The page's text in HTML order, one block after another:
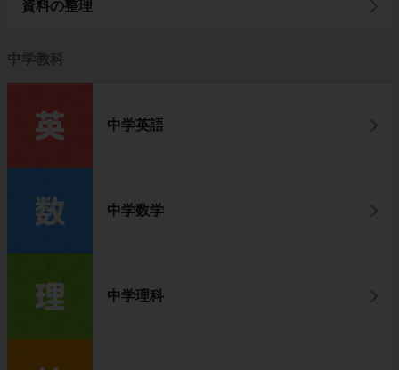
資料の整理
中学教科
中学英語
中学数学
中学理科